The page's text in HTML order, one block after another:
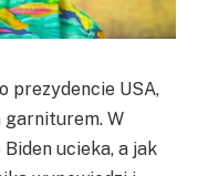
prezydencie USA,
garniturem. W
ucieka, a jak